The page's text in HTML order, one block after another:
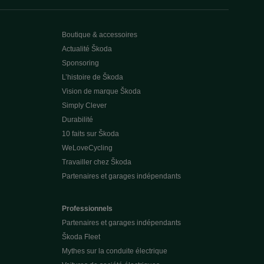
Boutique & accessoires
Actualité Škoda
Sponsoring
L’histoire de Škoda
Vision de marque Škoda
Simply Clever
Durabilité
10 faits sur Škoda
WeLoveCycling
Travailler chez Škoda
Partenaires et garages indépendants
Professionnels
Partenaires et garages indépendants
Škoda Fleet
Mythes sur la conduite électrique